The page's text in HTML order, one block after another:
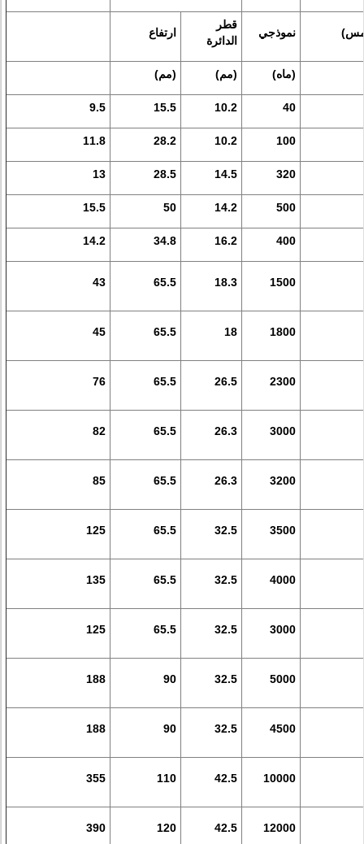
نموذجي
قطر
الدائرة
ارتفاع
(ماه) (مم) (مم)
40
10.2
15.5
9.5
100
10.2
28.2
11.8
320
14.5
28.5
13
500
14.2
50
15.5
400
16.2
34.8
14.2
1500
18.3
65.5
43
1800
18
65.5
45
2300
26.5
65.5
76
3000
26.3
65.5
82
3200
26.3
65.5
85
3500
32.5
65.5
125
4000
32.5
65.5
135
3000
32.5
65.5
125
5000
32.5
90
188
4500
32.5
90
188
10000
42.5
110
355
12000
42.5
120
390